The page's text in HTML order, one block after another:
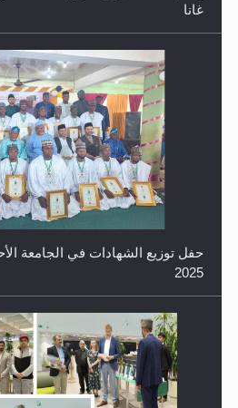
2025
معرض القرآن الكريم لمدة ثلاثين
ريهيماكي في فنلند